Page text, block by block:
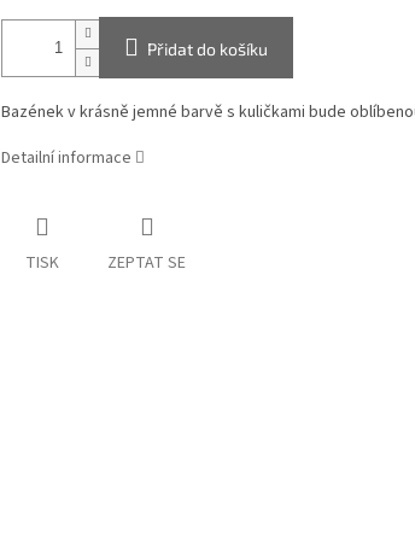
Přidat do košíku
Bazének v krásně jemné barvě s kuličkami bude
Detailní informace
TISK ZEPTAT SE